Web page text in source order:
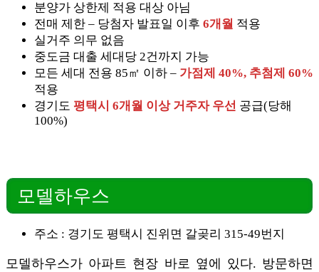
분양가 상한제 적용 대상 아님
전매 제한 – 당첨자 발표일 이후 6개월 적용
실거주 의무 없음
중도금 대출 세대당 2건까지 가능
모든 세대 전용 85㎡ 이하 – 가점제 40%, 추첨제 60%
적용
경기도 평택시 6개월 이상 거주자 우선 공급(당해
100%)
모델하우스
주소 : 경기도 평택시 진위면 갈곶리 315-49번지
모델하우스가 아파트 현장 바로 옆에 있다. 방문하면